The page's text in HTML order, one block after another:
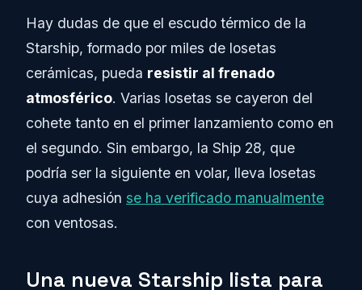
Hay dudas de que el escudo térmico de la
Starship, formado por miles de losetas
cerámicas, pueda resistir al frenado
atmosférico. Varias losetas se cayeron del
cohete tanto en el primer lanzamiento como en
el segundo. Sin embargo, la Ship 28, que
podría ser la siguiente en volar, lleva losetas
cuya adhesión se ha verificado manualmente
con ventosas.
Una nueva Starship lista para